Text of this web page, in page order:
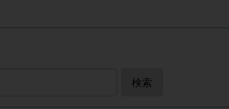
検索